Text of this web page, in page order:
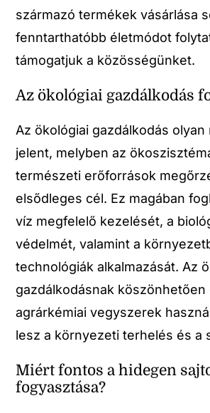
származó termékek vásárlása
fenntarthatóbb életmódot
támogatjuk a közösségünket.
Az ökológiai gazdálkodás
Az ökológiai gazdálkodás
jelent, melyben az
természeti erőforrások
elsődleges cél. Ez magában
víz megfelelő kezelését, a
védelmét, valamint a
technológiák alkalmazását. Az
gazdálkodásnak köszönhetően
agrárkémiai vegyszerek
lesz a környezeti terhelés és a
Miért fontos a hidegen
fogyasztása?